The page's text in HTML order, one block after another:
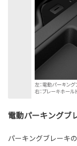
電動パーキングブ
パーキングブレーキ